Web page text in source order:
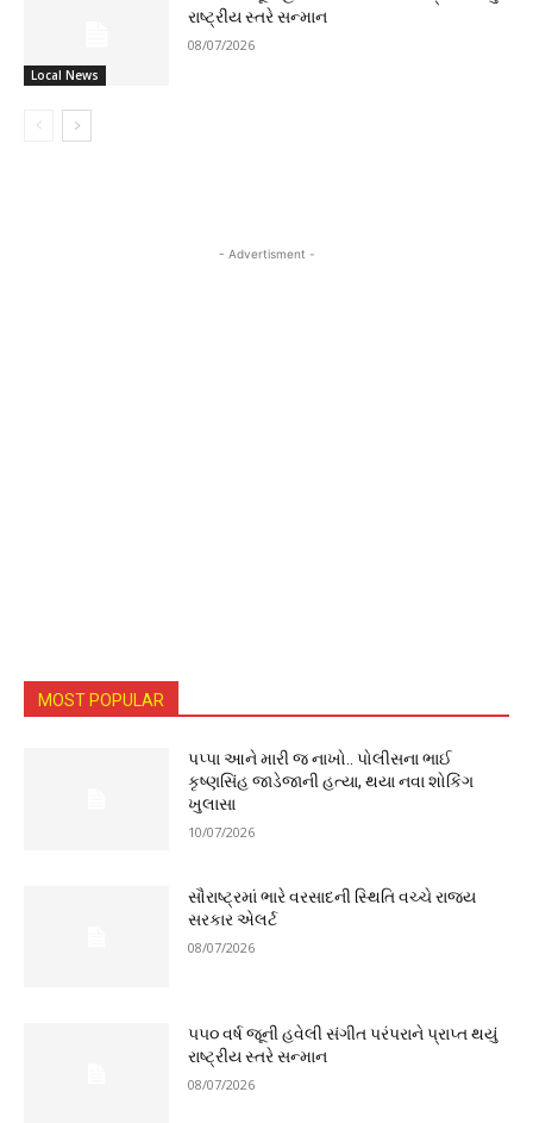
Local News
રાષ્ટ્રીય સ્તરે સન્માન
08/07/2026
- Advertisment -
MOST POPULAR
પપ્પા આને મારી જ નાખો.. પોલીસના ભાઈ
કૃષ્ણસિંહ જાડેજાની હત્યા, થયા નવા શોકિંગ
ખુલાસા
10/07/2026
સૌરાષ્ટ્રમાં ભારે વરસાદની સ્થિતિ વચ્ચે રાજ્ય
સરકાર એલર્ટ
08/07/2026
૫૫૦ વર્ષ જૂની હવેલી સંગીત પરંપરાને પ્રાપ્ત થયું
રાષ્ટ્રીય સ્તરે સન્માન
08/07/2026